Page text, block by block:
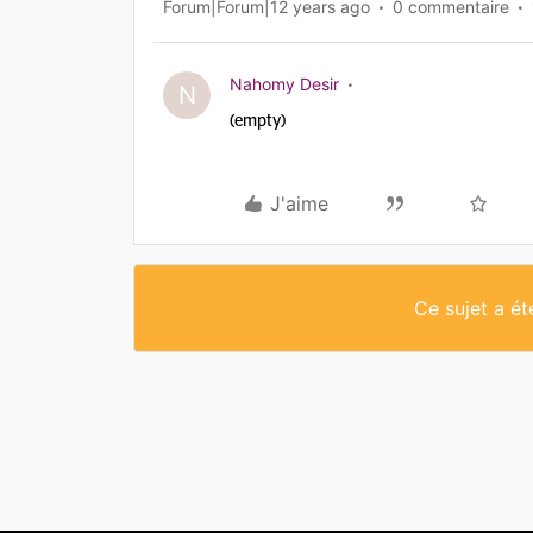
Forum|Forum|12 years ago 0 commentaire
N Nahomy Desir
(empty)
J'aime
Ce sujet a